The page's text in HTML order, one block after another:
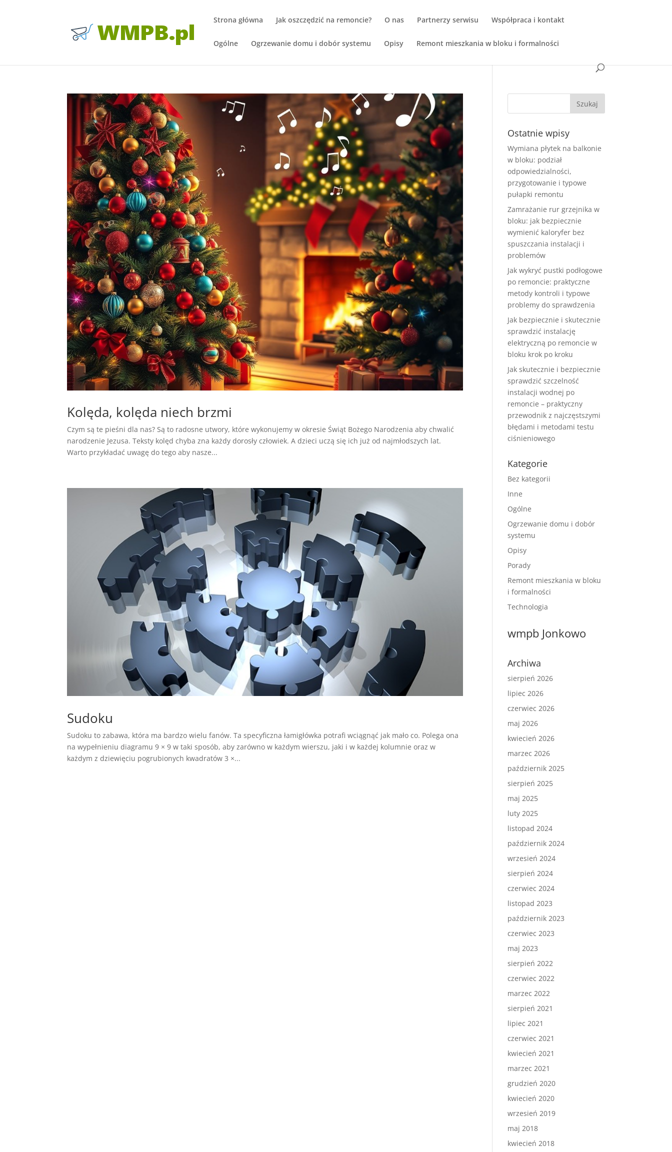
Strona główna Jak oszczędzić na remoncie? O nas Partnerzy serwisu Współpraca i kontakt
Ogólne Ogrzewanie domu i dobór systemu Opisy Remont mieszkania w bloku i formalności
Kolęda, kolęda niech brzmi
Czym są te pieśni dla nas? Są to radosne utwory, które wykonujemy w okresie Świąt Bożego Narodzenia aby chwalić
narodzenie Jezusa. Teksty kolęd chyba zna każdy dorosły człowiek. A dzieci uczą się ich już od najmłodszych lat.
Warto przykładać uwagę do tego aby nasze...
Sudoku
Sudoku to zabawa, która ma bardzo wielu fanów. Ta specyficzna łamigłówka potrafi wciągnąć jak mało co. Polega ona
na wypełnieniu diagramu 9 × 9 w taki sposób, aby zarówno w każdym wierszu, jaki i w każdej kolumnie oraz w
każdym z dziewięciu pogrubionych kwadratów 3 ×...
Ostatnie wpisy
Wymiana płytek na balkonie
w bloku: podział
odpowiedzialności,
przygotowanie i typowe
pułapki remontu
Zamrażanie rur grzejnika w
bloku: jak bezpiecznie
wymienić kaloryfer bez
spuszczania instalacji i
problemów
Jak wykryć pustki podłogowe
po remoncie: praktyczne
metody kontroli i typowe
problemy do sprawdzenia
Jak bezpiecznie i skutecznie
sprawdzić instalację
elektryczną po remoncie w
bloku krok po kroku
Jak skutecznie i bezpiecznie
sprawdzić szczelność
instalacji wodnej po
remoncie – praktyczny
przewodnik z najczęstszymi
błędami i metodami testu
ciśnieniowego
Kategorie
Bez kategorii
Inne
Ogólne
Ogrzewanie domu i dobór
systemu
Opisy
Porady
Remont mieszkania w bloku
i formalności
Technologia
wmpb Jonkowo
Archiwa
sierpień 2026
lipiec 2026
czerwiec 2026
maj 2026
kwiecień 2026
marzec 2026
październik 2025
sierpień 2025
maj 2025
luty 2025
listopad 2024
październik 2024
wrzesień 2024
sierpień 2024
czerwiec 2024
listopad 2023
październik 2023
czerwiec 2023
maj 2023
sierpień 2022
czerwiec 2022
marzec 2022
sierpień 2021
lipiec 2021
czerwiec 2021
kwiecień 2021
marzec 2021
grudzień 2020
kwiecień 2020
wrzesień 2019
maj 2018
kwiecień 2018